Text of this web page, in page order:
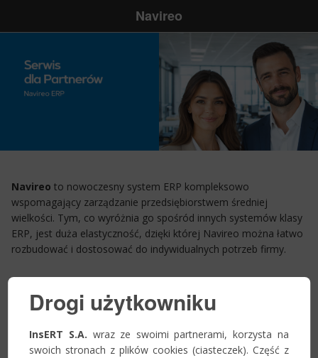
Navireo
Navireo to nowoczesny system ERP kompleksowo
wspomagający zarządzanie przedsiębiorstwem średniej
wielkości. Tym, co wyróżnia go spośród innych systemów klasy
ERP, jest duża elastyczność, dzięki której Navireo można łatwo
rozbudować i dostosować do indywidualnych potrzeb firmy.
Aktualności
Drogi użytkowniku
InsERT S.A. wraz ze swoimi partnerami, korzysta na
swoich stronach z plików cookies (ciasteczek). Część z